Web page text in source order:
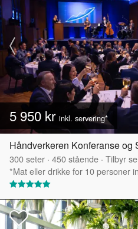
5 950 kr inkl. servering*
Håndverkeren Konferanse
300seter · 450stående · Tilbyr
*Mat eller drikke for 10 personer